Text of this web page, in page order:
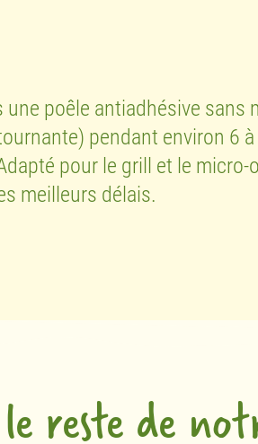
poêle antiadhésive sans
pendant environ 6
pour le grill et le
meilleurs délais.
reste de